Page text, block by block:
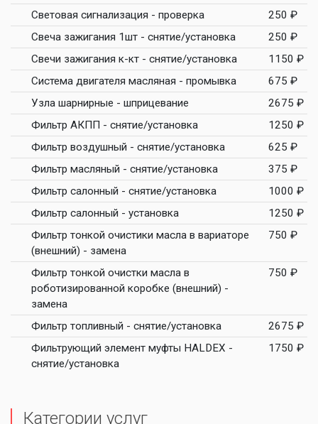
Световая сигнализация - проверка
250 ₽
Свеча зажигания 1шт - снятие/установка
250 ₽
Свечи зажигания к-кт - снятие/установка
1150 ₽
Система двигателя масляная - промывка
675 ₽
Узла шарнирные - шприцевание
2675 ₽
Фильтр АКПП - снятие/установка
1250 ₽
Фильтр воздушный - снятие/установка
625 ₽
Фильтр масляный - снятие/установка
375 ₽
Фильтр салонный - снятие/установка
1000 ₽
Фильтр салонный - установка
1250 ₽
Фильтр тонкой очистики масла в вариаторе
(внешний) - замена
750 ₽
Фильтр тонкой очистки масла в
роботизированной коробке (внешний) -
замена
750 ₽
Фильтр топливный - снятие/установка
2675 ₽
Фильтрующий элемент муфты HALDEX -
снятие/установка
1750 ₽
Категории услуг